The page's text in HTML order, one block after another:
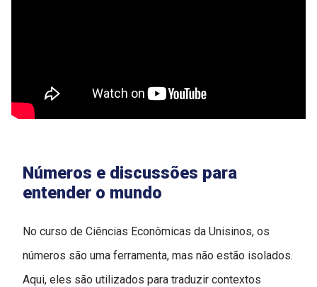
Números e discussões para
entender o mundo
No curso de Ciências Econômicas da Unisinos, os
números são uma ferramenta, mas não estão isolados.
Aqui, eles são utilizados para traduzir contextos